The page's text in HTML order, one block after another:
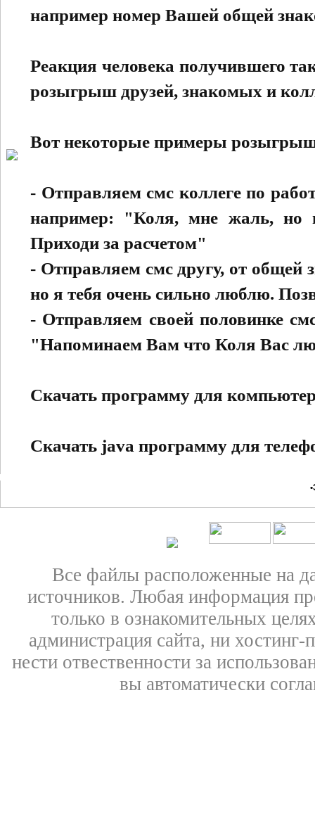
например номер Вашей общей
Реакция человека получившего
розыгрыш друзей, знакомых и
Вот некоторые примеры
- Отправляем смс коллеге по
например: "Коля, мне жаль, но
Приходи за расчетом"
- Отправляем смс другу, от
но я тебя очень сильно люблю.
- Отправляем своей половинке
"Напоминаем Вам что Коля Вас
Скачать программу для
Скачать java программу для
Все файлы расположенные на
источников. Любая информация
только в ознакомительных
администрация сайта, ни
нести отвественности за
вы автоматически